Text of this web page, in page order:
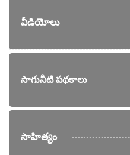
వీడియోలు
సాగునీటి పథకాలు
సాహిత్యం